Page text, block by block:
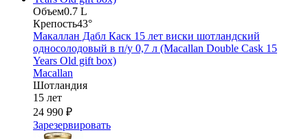
Объем0.7 L
Крепость43°
Макаллан Дабл Каск 15 лет виски шотландский
односолодовый в п/у 0,7 л (Macallan Double Cask 15
Years Old gift box)
Macallan
Шотландия
15 лет
24 990 ₽
Зарезервировать